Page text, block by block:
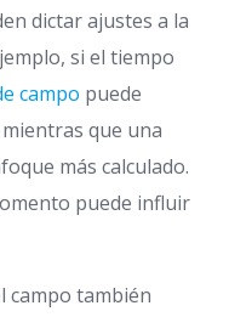
dictar ajustes a la
si el tiempo
campo puede
que una
más calculado.
puede influir
campo también